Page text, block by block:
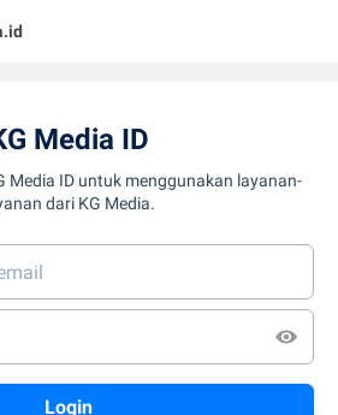
Media ID
Media ID untuk menggunakan layanan-
dari KG Media.